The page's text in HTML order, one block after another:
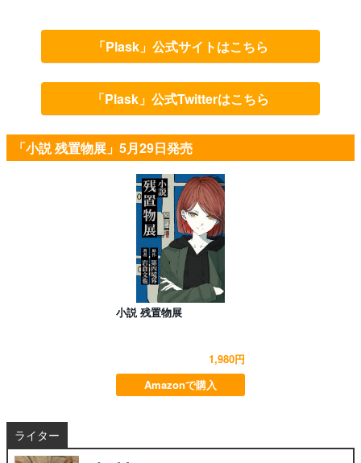
「Plask」公式サイトはこちら
「Plask」公式Twitterはこちら
「小説 残置物展」5月29日発売
小説 残置物展
1,980円
Amazonで購入
ライター